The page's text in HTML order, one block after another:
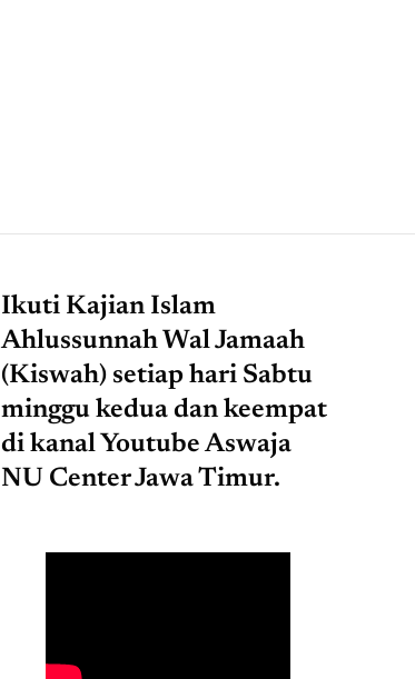
Ikuti Kajian Islam
Ahlussunnah Wal Jamaah
(Kiswah) setiap hari Sabtu
minggu kedua dan keempat
di kanal Youtube Aswaja
NU Center Jawa Timur.